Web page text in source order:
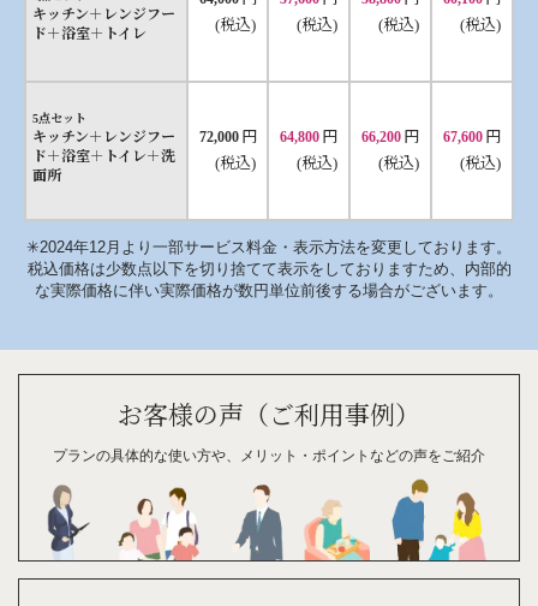
キッチン＋レンジフー
ド＋浴室＋トイレ
(税込)
(税込)
(税込)
(税込)
5点セット
キッチン＋レンジフー
ド＋浴室＋トイレ＋洗
面所
72,000 円
(税込)
64,800 円
(税込)
66,200 円
(税込)
67,600 円
(税込)
✳︎2024年12月より一部サービス料金・表示方法を変更しております。
税込価格は少数点以下を切り捨てて表示をしておりますため、内部的
な実際価格に伴い実際価格が数円単位前後する場合がございます。
お客様の声（ご利用事例）
プランの具体的な使い方や、 メリット・ ポイントなどの声をご紹介